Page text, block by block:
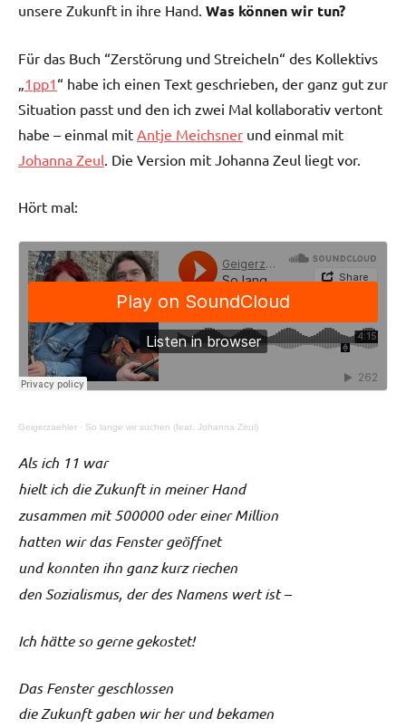
unsere Zukunft in ihre Hand. Was können wir tun?
Für das Buch “Zerstörung und Streicheln“ des Kollektivs
„1pp1 “ habe ich einen Text geschrieben, der ganz gut zur
Situation passt und den ich zwei Mal kollaborativ vertont
habe – einmal mit Antje Meichsner und einmal mit
Johanna Zeul. Die Version mit Johanna Zeul liegt vor.
Hört mal:
Geigerzaehler · So lange wir suchen (feat. Johanna Zeul)
Als ich 11 war
hielt ich die Zukunft in meiner Hand
zusammen mit 500000 oder einer Million
hatten wir das Fenster geöffnet
und konnten ihn ganz kurz riechen
den Sozialismus, der des Namens wert ist –
Ich hätte so gerne gekostet!
Das Fenster geschlossen
die Zukunft gaben wir her und bekamen